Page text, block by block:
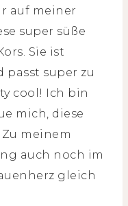
auf meiner
super süße
Sie ist
super zu
cool! Ich bin
mich, diese
meinem
auch noch im
gleich